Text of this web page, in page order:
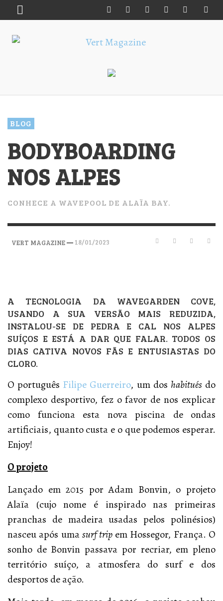
BLOG
BODYBOARDING
NOS ALPES
CONHECE A WAVEPOOL DE ALAÏA BAY.
VERT MAGAZINE— 18/01/2023
A TECNOLOGIA DA WAVEGARDEN COVE,
USANDO A SUA VERSÃO MAIS REDUZIDA,
INSTALOU-SE DE PEDRA E CAL NOS ALPES
SUÍÇOS E ESTÁ A DAR QUE FALAR. TODOS OS
DIAS CATIVA NOVOS FÃS E ENTUSIASTAS DO
CLORO.
O português Filipe Guerreiro, um dos habituésdo
complexo desportivo, fez o favor de nos explicar
como funciona esta nova piscina de ondas
artificiais, quanto custa e o que podemos esperar.
Enjoy!
O projeto
Lançado em 2015 por Adam Bonvin, o projeto
Alaïa (cujo nome é inspirado nas primeiras
pranchas de madeira usadas pelos polinésios)
nasceu após umasurf tripem Hossegor, França. O
sonho de Bonvin passava por recriar, em pleno
território suíço, a atmosfera do surf e dos
desportos de ação.